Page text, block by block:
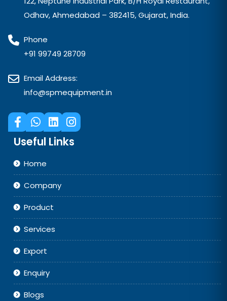
Odhav, Ahmedabad – 382415, Gujarat, India.
Phone
+91 99749 28709
Email Address:
info@spmequipment.in
Useful Links
Home
Company
Product
Services
Export
Enquiry
Blogs